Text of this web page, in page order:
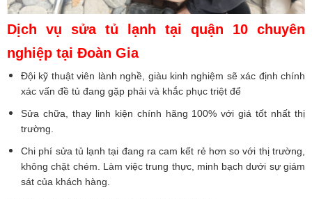
Dịch vụ sửa tủ lạnh tại quận 10 chuyên
nghiệp tại Đoàn Gia
Đội kỹ thuật viên lành nghề, giàu kinh nghiệm sẽ xác định chính
xác vấn đề tủ đang gặp phải và khắc phục triệt để
Sửa chữa, thay linh kiện chính hãng 100% với giá tốt nhất thị
trường.
Chi phí sửa tủ lạnh tại đang ra cam kết rẻ hơn so với thị trường,
không chặt chém. Làm việc trung thực, minh bạch dưới sự giám
sát của khách hàng.